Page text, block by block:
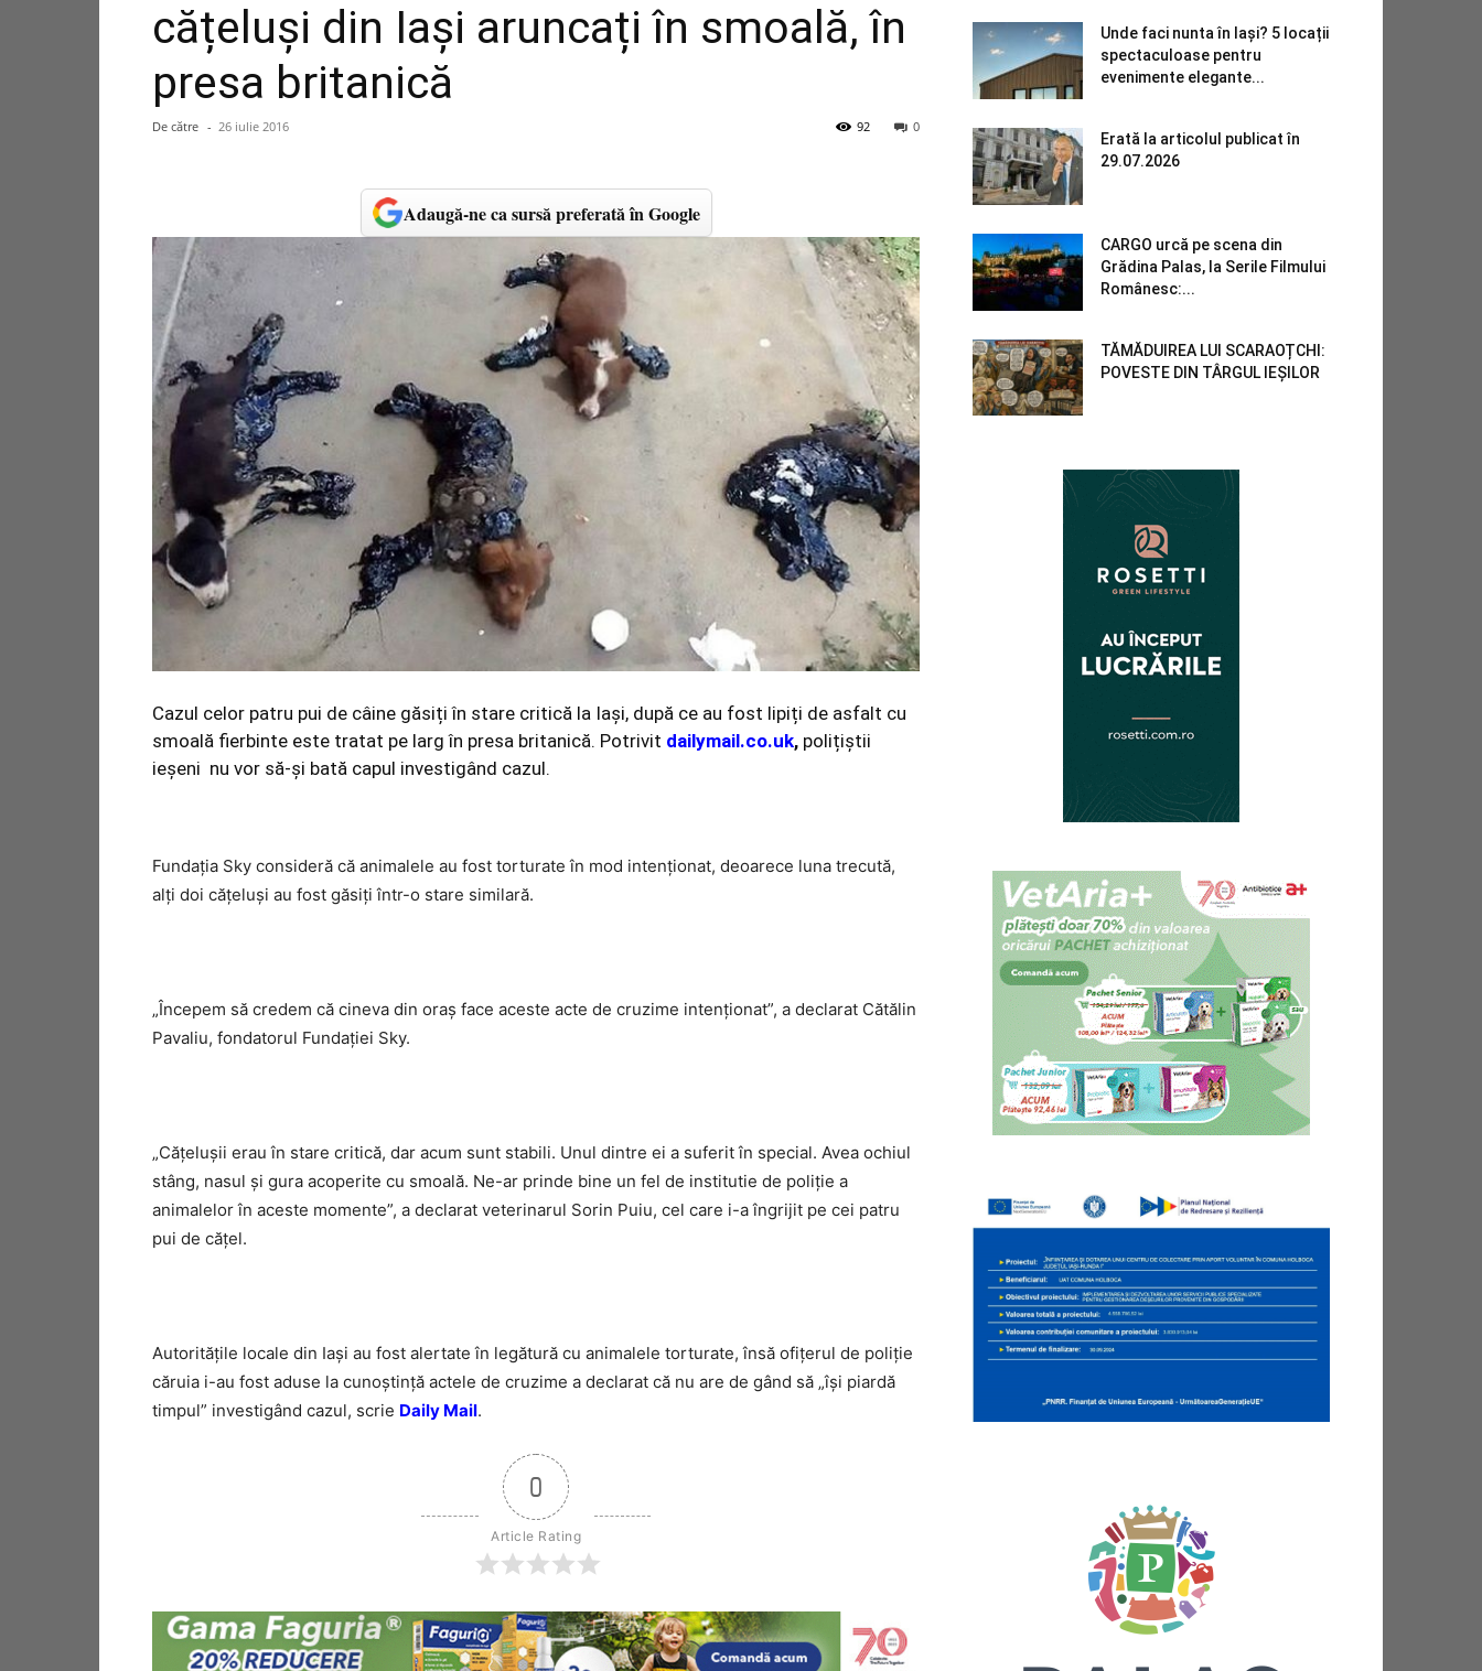
cățeluși din Iași aruncați în smoală, în
presa britanică
De către - 26 iulie 2016 0
92
Adaugă-ne ca sursă preferată în Google
Cazul celor patru pui de câine găsiți în stare critică la Iași, după ce au fost lipiți de asfalt cu
smoală fierbinte este tratat pe larg în presa britanică. Potrivit dailymail.co.uk, polițiștii
ieșeni nu vor să-și bată capul investigând cazul.
Fundația Sky consideră că animalele au fost torturate în mod intenționat, deoarece luna trecută,
alți doi cățeluși au fost găsiți într-o stare similară.
„Începem să credem că cineva din oraș face aceste acte de cruzime intenționat”, a declarat Cătălin
Pavaliu, fondatorul Fundației Sky.
„Cățelușii erau în stare critică, dar acum sunt stabili. Unul dintre ei a suferit în special. Avea ochiul
stâng, nasul și gura acoperite cu smoală. Ne-ar prinde bine un fel de institutie de poliție a
animalelor în aceste momente”, a declarat veterinarul Sorin Puiu, cel care i-a îngrijit pe cei patru
pui de cățel.
Autoritățile locale din Iași au fost alertate în legătură cu animalele torturate, însă ofițerul de poliție
căruia i-au fost aduse la cunoștință actele de cruzime a declarat că nu are de gând să „își piardă
timpul” investigând cazul, scrie Daily Mail.
0
Article Rating
Unde faci nunta în Iași? 5 locații
spectaculoase pentru
evenimente elegante...
Erată la articolul publicat în
29.07.2026
CARGO urcă pe scena din
Grădina Palas, la Serile Filmului
Românesc:...
TĂMĂDUIREA LUI SCARAOȚCHI:
POVESTE DIN TÂRGUL IEȘILOR